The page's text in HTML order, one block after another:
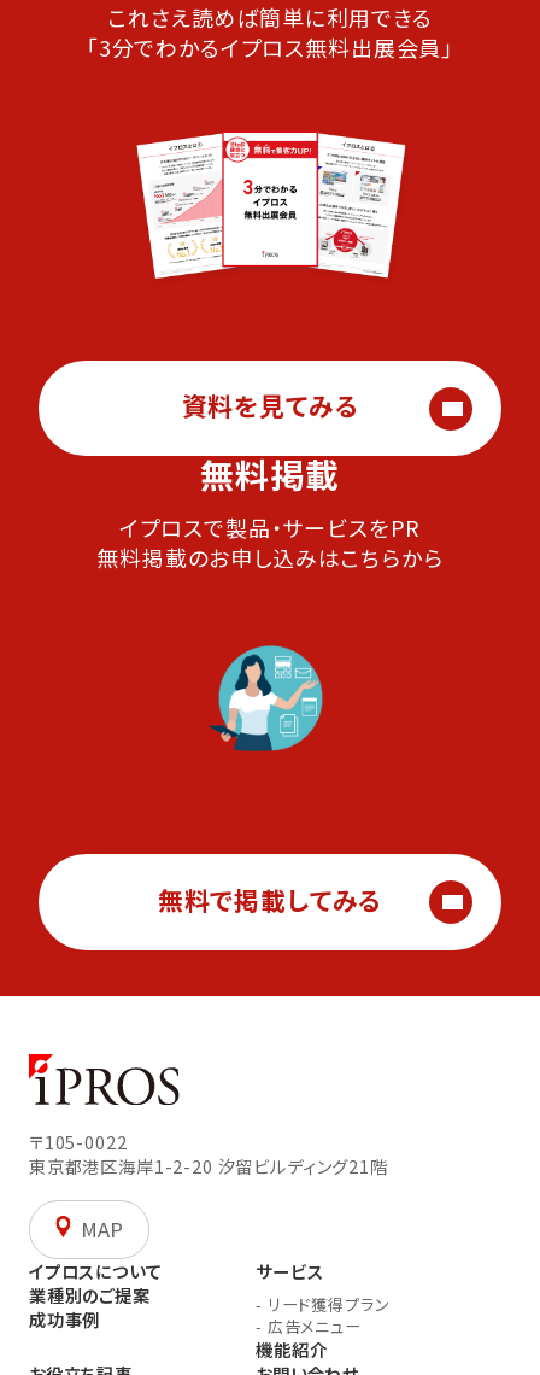
これさえ読めば簡単に利用できる
「3分でわかるイプロス無料出展会員」
資料を見てみる
無料掲載
イプロスで製品・サービスをPR
無料掲載のお申し込みはこちらから
無料で掲載してみる
〒105-0022
東京都港区海岸1-2-20 汐留ビルディング21階
MAP
イプロスについて
業種別のご提案
成功事例
サービス
- リード獲得プラン
- 広告メニュー
機能紹介